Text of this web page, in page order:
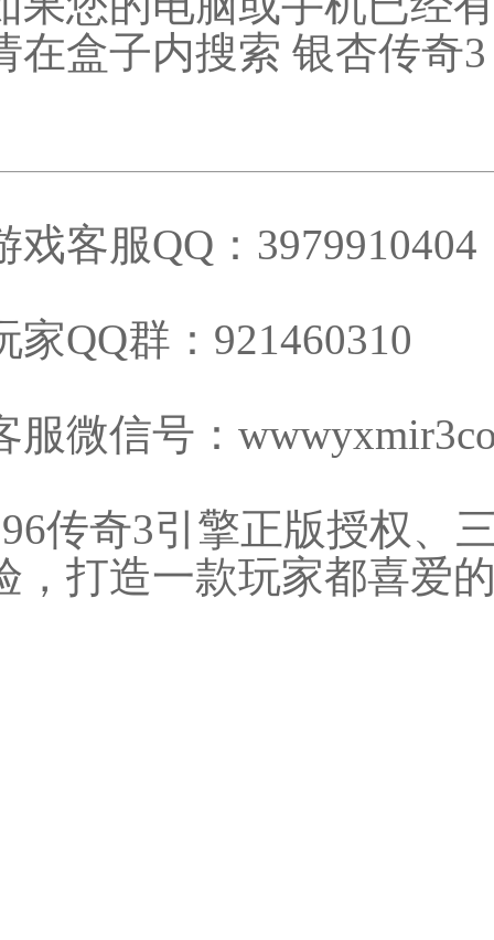
在盒子内搜索 银杏传奇3
戏客服QQ：3979910404
家QQ群：921460310
服微信号：
传奇3引擎正版授权、
，打造一款玩家都喜爱